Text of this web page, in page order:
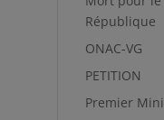
République
ONAC-VG
PETITION
Premier